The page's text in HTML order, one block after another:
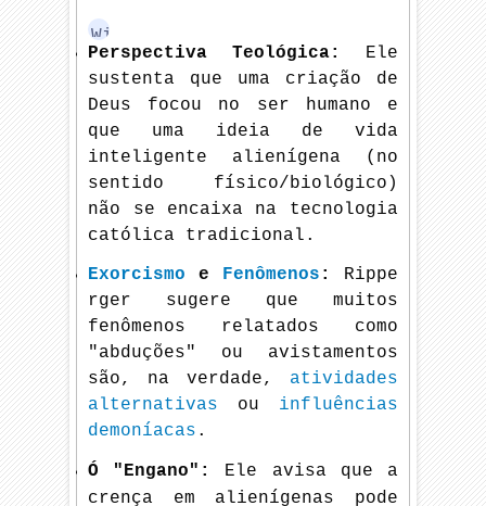
Wikipe
dia
Perspectiva Teológica:
Ele
sustenta que uma criação de
Deus focou no ser humano e
que uma ideia de vida
inteligente alienígena (no
sentido físico/biológico)
não se encaixa na tecnologia
católica tradicional.
Exorcismo e Fenômenos :
Rippe
rger sugere que muitos
fenômenos relatados como
"abduções" ou avistamentos
são, na verdade, atividades
alternativas ou influências
demoníacas .
Ó "Engano":
Ele avisa que a
crença em alienígenas pode